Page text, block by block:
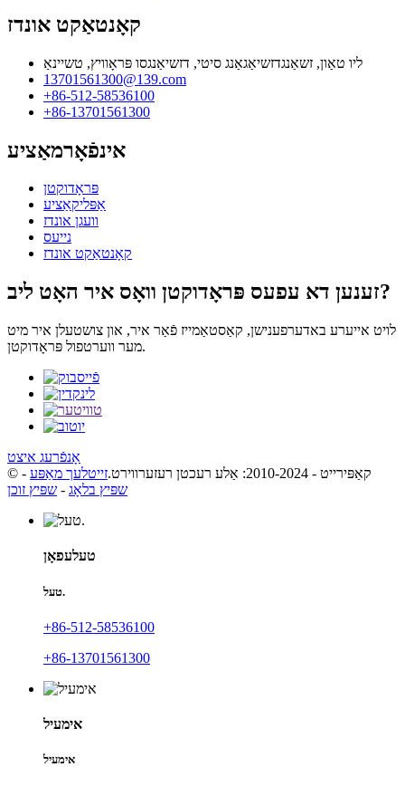
קאָנטאַקט אונדז
ליו טאַון, זשאַנגדזשיאַגאַנג סיטי, דזשיאַנגסו פּראָוויץ, טשיינאַ
13701561300@139.com
+86-512-58536100
+86-13701561300
אינפֿאָרמאַציע
פּראָדוקטן
אַפּליקאַציע
וועגן אונדז
נייעס
קאָנטאַקט אונדז
זענען דא עפעס פּראָדוקטן וואָס איר האָט ליב?
לויט אייערע באדערפענישן, קאַסטאַמייז פֿאַר איר, און צושטעלן איר מיט
מער ווערטפול פּראָדוקטן.
אָנפֿרעג איצט
© קאַפּירייט - 2010-2024: אַלע רעכטן רעזערווירט.
זייטלעך מאַפּע -
שפּיץ בלאָג - שפּיץ זוכן
טעלעפאָן
טעל.
+86-512-58536100
+86-13701561300
אימעיל
אימעיל